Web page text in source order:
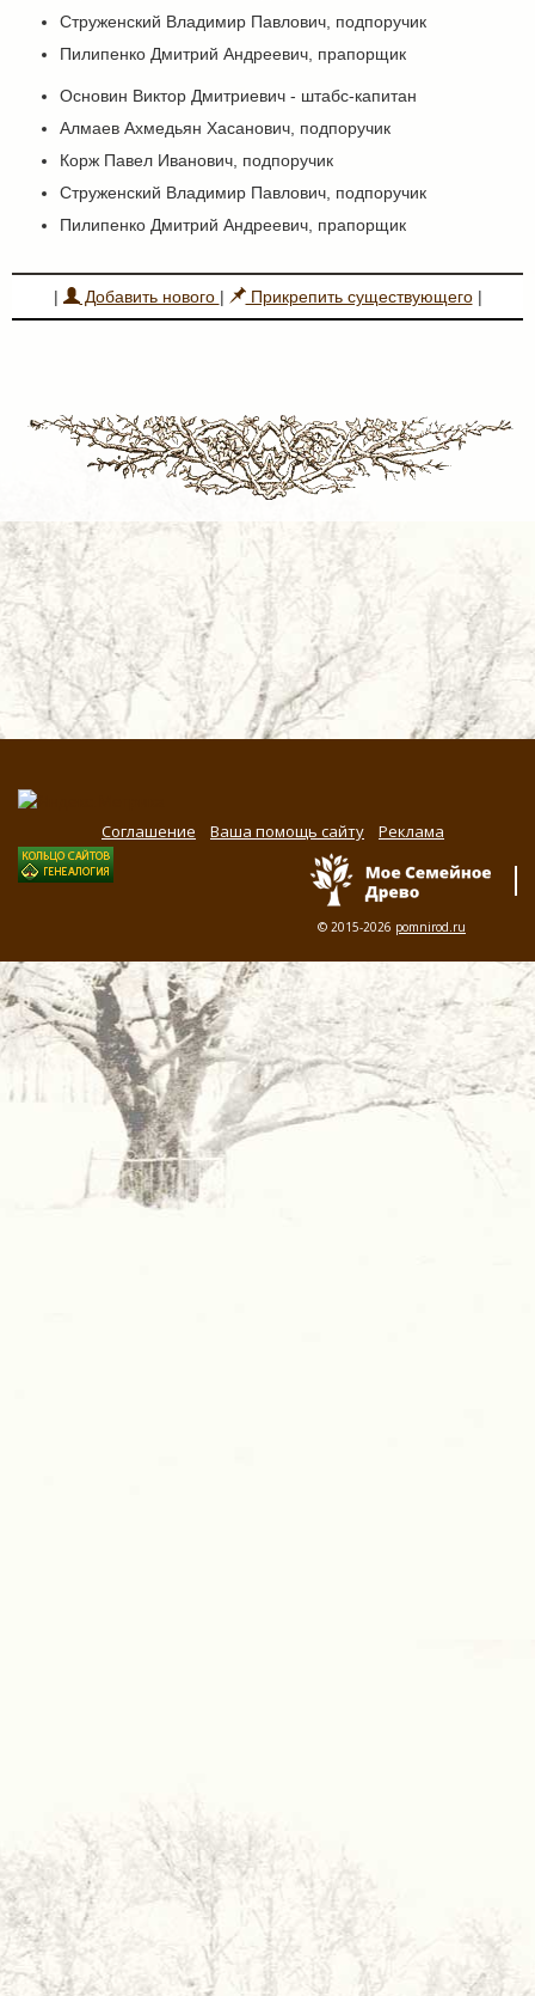
Струженский Владимир Павлович, подпоручик
Пилипенко Дмитрий Андреевич, прапорщик
Основин Виктор Дмитриевич - штабс-капитан
Алмаев Ахмедьян Хасанович, подпоручик
Корж Павел Иванович, подпоручик
Струженский Владимир Павлович, подпоручик
Пилипенко Дмитрий Андреевич, прапорщик
| Добавить нового | Прикрепить существующего|
Соглашение Ваша помощь сайту Реклама
© 2015-2026 pomnirod.ru